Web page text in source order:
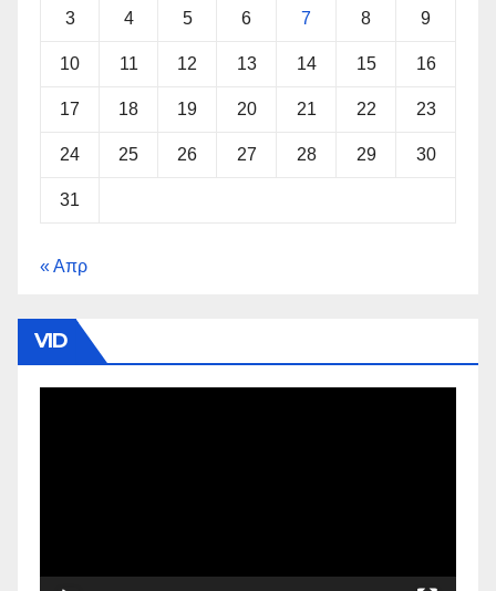
3 4 5 6 7 8 9
10 11 12 13 14 15 16
17 18 19 20 21 22 23
24 25 26 27 28 29 30
31
« Απρ
VID